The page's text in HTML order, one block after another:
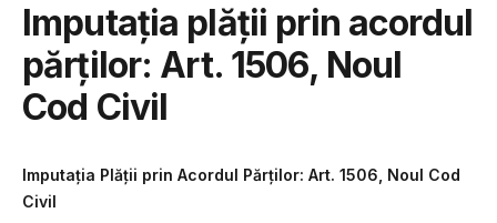
Imputația plății prin acordul
părților: Art. 1506, Noul
Cod Civil
Imputația Plății prin Acordul Părților: Art. 1506, Noul Cod
Civil